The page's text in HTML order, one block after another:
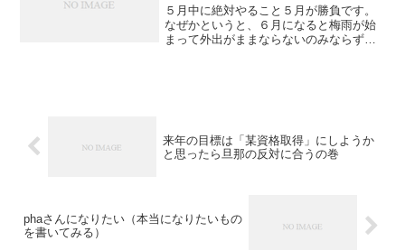
５月中に絶対やること５月が勝負です。
なぜかというと、６月になると梅雨が始
まって外出がままならないのみならず、
来年の目標は「某資格取得」にしようか
と思ったら旦那の反対に合うの巻
phaさんになりたい（本当になりたいもの
を書いてみる）